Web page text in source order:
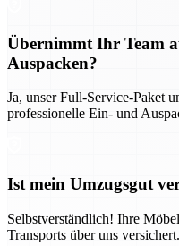
Übernimmt Ihr Team
Auspacken?
Ja, unser Full-Service-Paket
professionelle Ein- und
Ist mein Umzugsgut
Selbstverständlich! Ihre
Transports über uns versichert.